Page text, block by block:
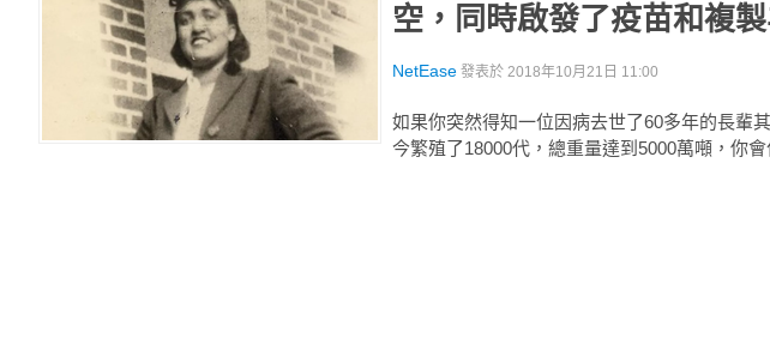
空，同時啟發了疫苗和複
NetEase 發表於 2018年10月21日 11:00
如果你突然得知一位因病去世了60多年的長輩
今繁殖了18000代，總重量達到5000萬噸，你會